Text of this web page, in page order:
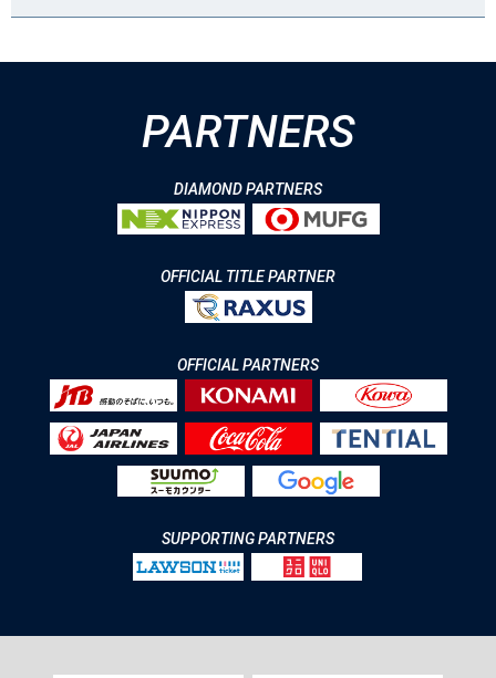
PARTNERS
DIAMOND PARTNERS
OFFICIAL TITLE PARTNER
OFFICIAL PARTNERS
SUPPORTING PARTNERS